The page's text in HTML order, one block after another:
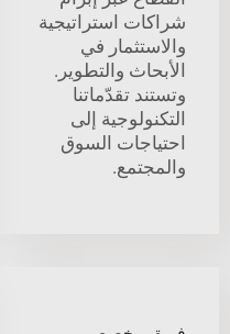
شراكات استراتيجية
والاستثمار في
الأبحاث والتطوير.
وتستند تقدّماتنا
التكنولوجية إلى
احتياجات السوق
والمجتمع.